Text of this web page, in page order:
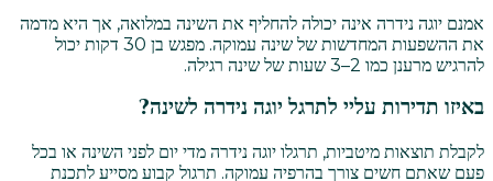
אמנם יוגה נידרה אינה יכולה להחליף את השינה במלואה, אך היא מדמה
את ההשפעות המחדשות של שינה עמוקה. מפגש בן 30 דקות יכול
להרגיש מרענן כמו 2–3 שעות של שינה רגילה.
באיזו תדירות עליי לתרגל יוגה נידרה לשינה?
לקבלת תוצאות מיטביות, תרגלו יוגה נידרה מדי יום לפני השינה או בכל
פעם שאתם חשים צורך בהרפיה עמוקה. תרגול קבוע מסייע לתכנת